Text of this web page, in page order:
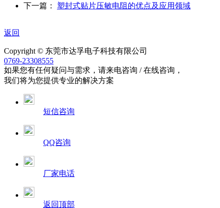
下一篇： 塑封式贴片压敏电阻的优点及应用领域
返回
Copyright © 东莞市达孚电子科技有限公司
0769-23308555
如果您有任何疑问与需求，请来电咨询 / 在线咨询，
我们将为您提供专业的解决方案
短信咨询
QQ咨询
厂家电话
返回顶部